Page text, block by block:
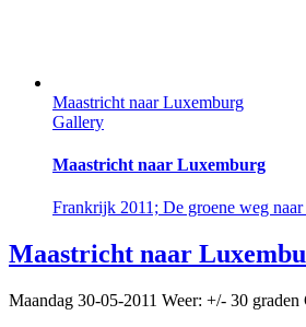
Maastricht naar Luxemburg
Gallery
Maastricht naar Luxemburg
Frankrijk 2011; De groene weg
Maastricht naar
Maandag 30-05-2011 Weer: +/- 30